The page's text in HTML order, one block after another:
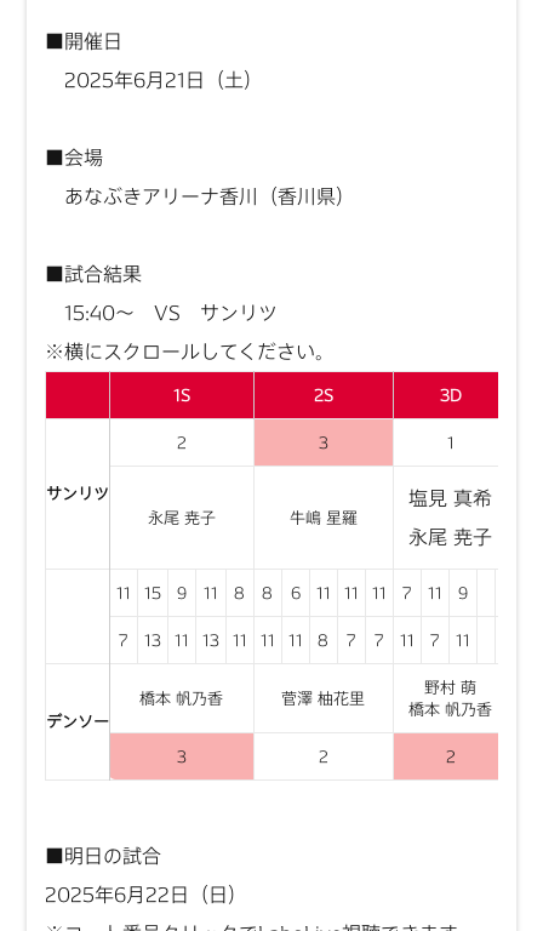
■開催日
2025年6月21日（土）
■会場
あなぶきアリーナ香川（香川県）
■試合結果
15:40～ VS サンリツ
※横にスクロールしてください。
1S 2S 3D
サンリツ
2 3 1
永尾 尭子 牛嶋 星羅
塩見 真希
永尾 尭子
11 15 9 11 8 8 6 11 11 11 7 11 9
7 13 11 13 11 11 11 8 7 7 11 7 11
デンソー
橋本 帆乃香 菅澤 柚花里
野村 萌
橋本 帆乃香
3 2 2
■明日の試合
2025年6月22日（日）